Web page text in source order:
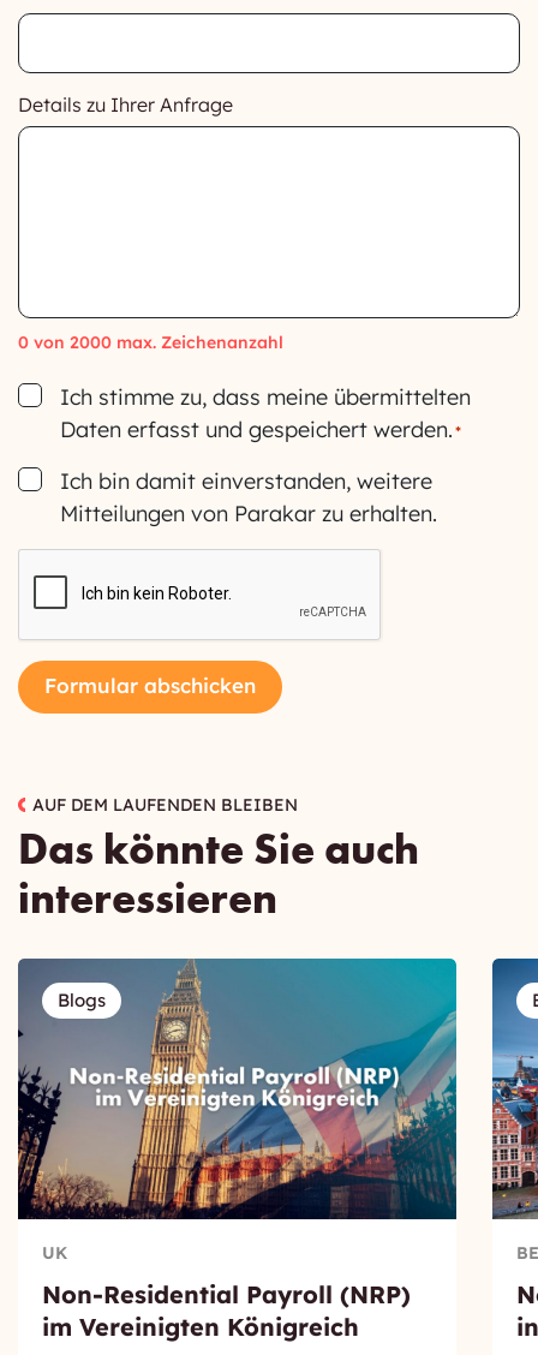
Details zu Ihrer Anfrage
0 von 2000 max. Zeichenanzahl
ConsentIch stimme zu, dass meine übermittelten
Daten erfasst und gespeichert werden.*
ConsentIch bin damit einverstanden, weitere
Mitteilungen von Parakar zu erhalten.
CAPTCHA
Formular abschicken
AUF DEM LAUFENDEN BLEIBEN
Das könnte Sie auch
interessieren
Blogs
UK
Non-Residential Payroll (NRP)
im Vereinigten Königreich